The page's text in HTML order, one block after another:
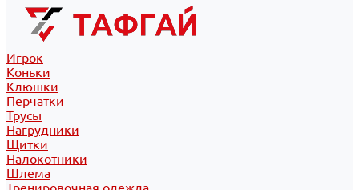
Игрок
Коньки
Клюшки
Перчатки
Трусы
Нагрудники
Щитки
Налокотники
Шлема